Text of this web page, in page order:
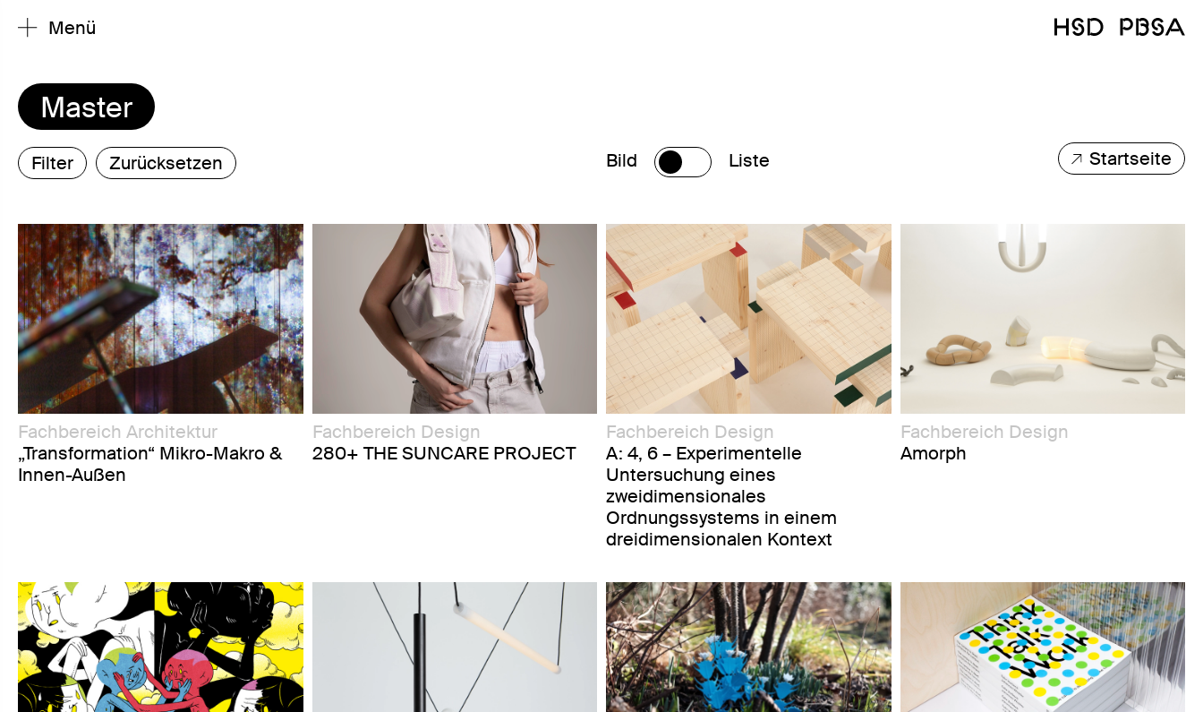
Menü
Master
Filter Zurücksetzen Bild Liste Startseite
Fachbereich Architektur
„Transformation“ Mikro-Makro &
Innen-Außen
Fachbereich Design
280+ THE SUNCARE PROJECT
Fachbereich Design
A: 4, 6 – Experimentelle
Untersuchung eines
zweidimensionales
Ordnungssystems in einem
dreidimensionalen Kontext
Fachbereich Design
Amorph